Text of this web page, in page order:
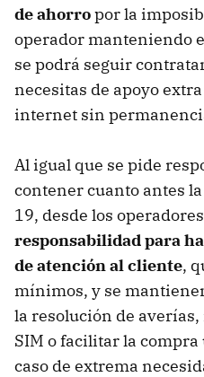
de ahorropor la
operador manteniendo
se podrá seguir
necesitas de apoyo
internet sin
Al igual que se pide
contener cuanto antes
19, desde los
responsabilidad para
de atención al cliente,
mínimos, y se
la resolución de
SIM o facilitar la
caso de extrema